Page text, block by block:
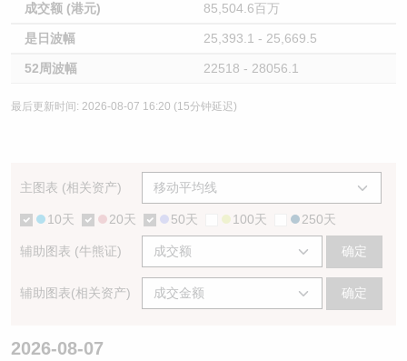
成交额 (港元) 85,504.6百万
是日波幅 25,393.1 - 25,669.5
52周波幅 22518 - 28056.1
最后更新时间: 2026-08-07 16:20 (15分钟延迟)
主图表 (相关资产)
10天 20天 50天 100天 250天
辅助图表 (牛熊证) 确定
辅助图表(相关资产) 确定
2026-08-07